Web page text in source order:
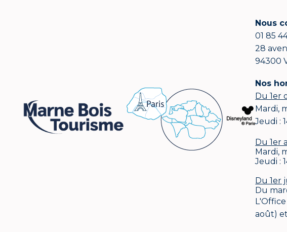
Nous
01 85
28
94300
Nos
Du 1er
Mardi,
Jeudi :
Du 1er
Mardi,
Jeudi :
Du 1er
Du
août)